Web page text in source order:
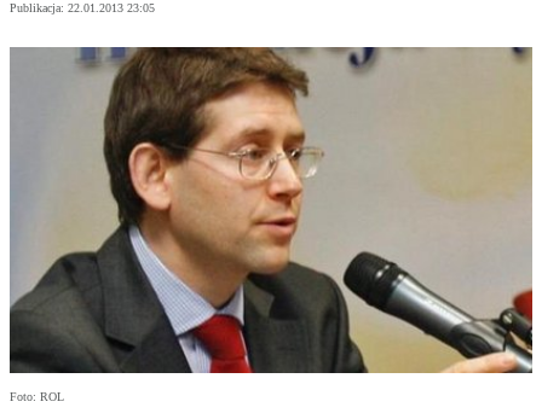
Publikacja: 22.01.2013 23:05
Foto: ROL